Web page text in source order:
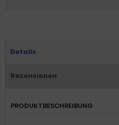
Details
Rezensionen
PRODUKTBESCHREIBUNG